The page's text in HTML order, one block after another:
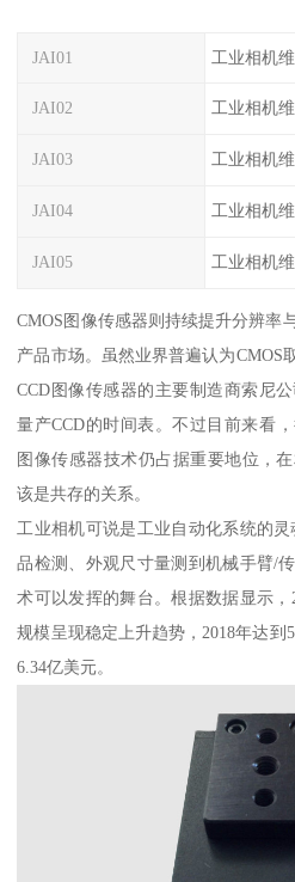
JAI01 工业相机
JAI02 工业相机
JAI03 工业相机
JAI04 工业相机
JAI05 工业相机
CMOS图像传感器则持续提升分辨率
产品市场。虽然业界普遍认为CMOS
CCD图像传感器的主要制造商索尼
量产CCD的时间表。不过目前来看
图像传感器技术仍占据重要地位，
该是共存的关系。
工业相机可说是工业自动化系统的
品检测、外观尺寸量测到机械手臂/
术可以发挥的舞台。根据数据显示，
规模呈现稳定上升趋势，2018年达到
6.34亿美元。